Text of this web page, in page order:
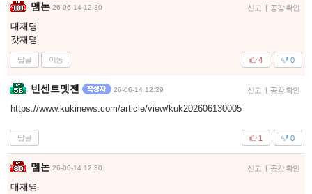
멤논 26-06-14 12:30 신고 | 공감 확인
대재명
갓재명
답글 이동 0
4
빈센트멧젠 26-06-14 12:29 신고 | 공감 확인
https://www.kukinews.com/article/view/kuk202606130005
답글 0
1
멤논 26-06-14 12:30 신고 | 공감 확인
대재명